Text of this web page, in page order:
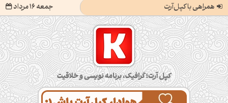
همراهی با کپل‌آرت جمعه 16 مرداد
کپل‌آرت؛ گرافیک، برنامه‌نویسی و خلاقیت